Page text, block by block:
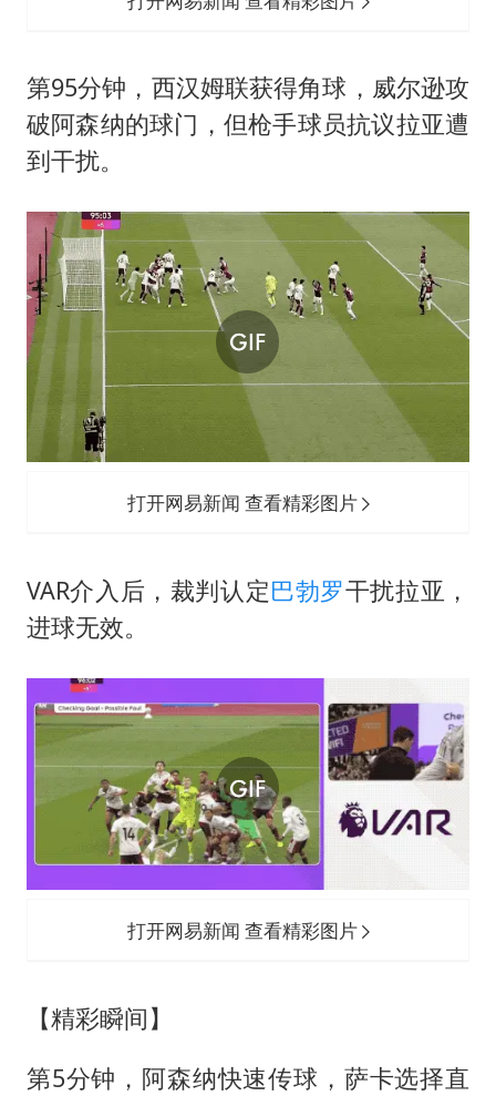
第95分钟，西汉姆联获得角球，威尔逊攻
破阿森纳的球门，但枪手球员抗议拉亚遭
到干扰。
打开网易新闻 查看精彩图片
VAR介入后，裁判认定巴勃罗干扰拉亚，
进球无效。
打开网易新闻 查看精彩图片
【精彩瞬间】
第5分钟，阿森纳快速传球，萨卡选择直